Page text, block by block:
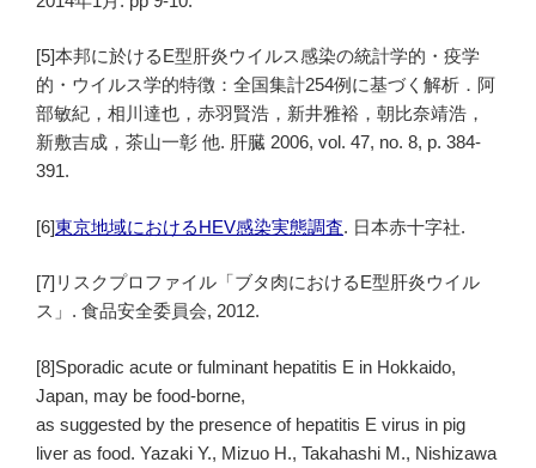
[5]本邦に於けるE型肝炎ウイルス感染の統計学的・疫学
的・ウイルス学的特徴：全国集計254例に基づく解析．阿
部敏紀，相川達也，赤羽賢浩，新井雅裕，朝比奈靖浩，
新敷吉成，茶山一彰 他. 肝臓 2006, vol. 47, no. 8, p. 384-
391.
[6]東京地域におけるHEV感染実態調査. 日本赤十字社.
[7]リスクプロファイル「ブタ肉におけるE型肝炎ウイル
ス」. 食品安全委員会, 2012.
[8]Sporadic acute or fulminant hepatitis E in Hokkaido,
Japan, may be food-borne,
as suggested by the presence of hepatitis E virus in pig
liver as food. Yazaki Y., Mizuo H., Takahashi M., Nishizawa